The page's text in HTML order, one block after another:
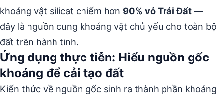
khoáng vật silicat chiếm hơn 90% vỏ Trái Đất —
đây là nguồn cung khoáng vật chủ yếu cho toàn bộ
đất trên hành tinh.
Ứng dụng thực tiễn: Hiểu nguồn gốc
khoáng để cải tạo đất
Kiến thức về nguồn gốc sinh ra thành phần khoáng